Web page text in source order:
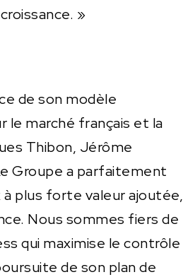
»
de son modèle
le marché français et la
Thibon, Jérôme
Groupe a parfaitement
plus forte valeur ajoutée,
Nous sommes fiers de
qui maximise le contrôle
de son plan de